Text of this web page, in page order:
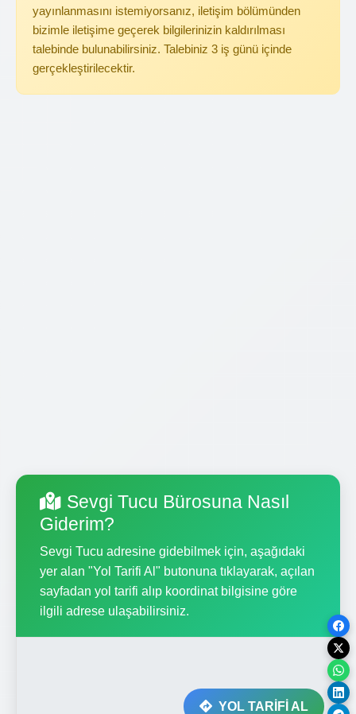
yayınlanmasını istemiyorsanız, iletişim bölümünden
bizimle iletişime geçerek bilgilerinizin kaldırılması
talebinde bulunabilirsiniz. Talebiniz 3 iş günü içinde
gerçekleştirilecektir.
Sevgi Tucu Bürosuna Nasıl
Giderim?
Sevgi Tucu adresine gidebilmek için, aşağıdaki
yer alan "Yol Tarifi Al" butonuna tıklayarak, açılan
sayfadan yol tarifi alıp koordinat bilgisine göre
ilgili adrese ulaşabilirsiniz.
YOL TARİFİ AL